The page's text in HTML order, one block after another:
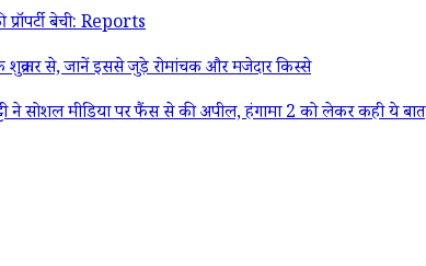
बेची: Reports
से, जानें इससे जुड़े रोमांचक और मजेदार किस्से
ने सोशल मीडिया पर फैंस से की अपील, हंगामा 2 को लेकर कही ये बात